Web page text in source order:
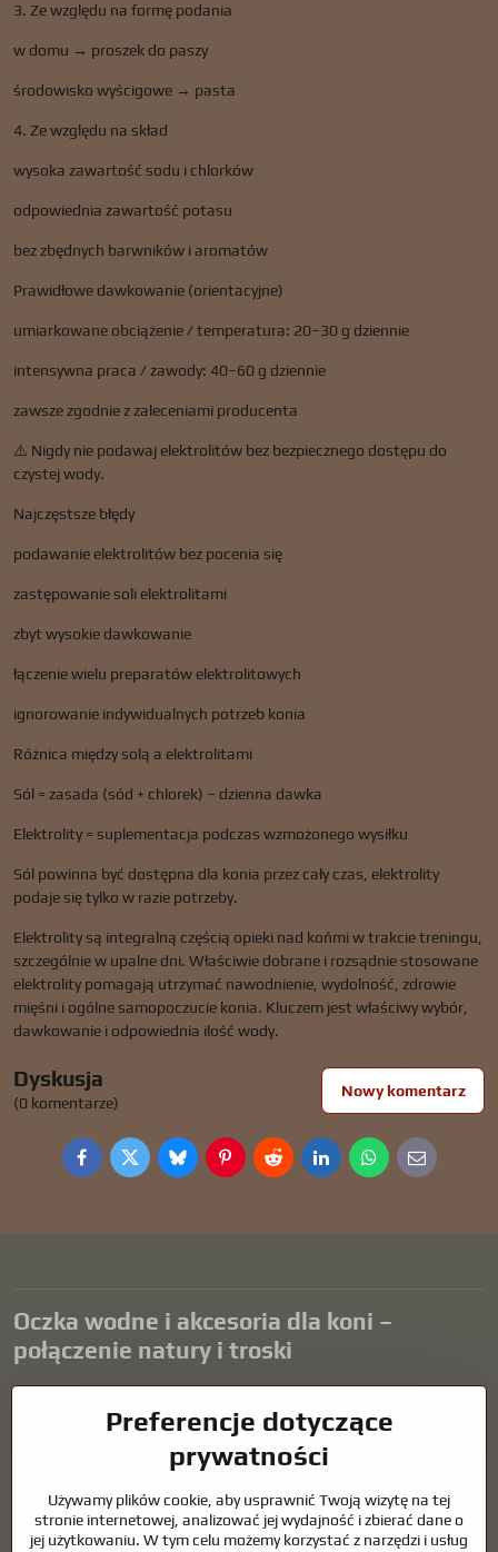
3. Ze względu na formę podania
w domu → proszek do paszy
środowisko wyścigowe → pasta
4. Ze względu na skład
wysoka zawartość sodu i chlorków
odpowiednia zawartość potasu
bez zbędnych barwników i aromatów
Prawidłowe dawkowanie (orientacyjne)
umiarkowane obciążenie / temperatura: 20–30 g dziennie
intensywna praca / zawody: 40–60 g dziennie
zawsze zgodnie z zaleceniami producenta
⚠️ Nigdy nie podawaj elektrolitów bez bezpiecznego dostępu do
czystej wody.
Najczęstsze błędy
podawanie elektrolitów bez pocenia się
zastępowanie soli elektrolitami
zbyt wysokie dawkowanie
łączenie wielu preparatów elektrolitowych
ignorowanie indywidualnych potrzeb konia
Różnica między solą a elektrolitami
Sól = zasada (sód + chlorek) – dzienna dawka
Elektrolity = suplementacja podczas wzmożonego wysiłku
Sól powinna być dostępna dla konia przez cały czas, elektrolity
podaje się tylko w razie potrzeby.
Elektrolity są integralną częścią opieki nad końmi w trakcie treningu,
szczególnie w upalne dni. Właściwie dobrane i rozsądnie stosowane
elektrolity pomagają utrzymać nawodnienie, wydolność, zdrowie
mięśni i ogólne samopoczucie konia. Kluczem jest właściwy wybór,
dawkowanie i odpowiednia ilość wody.
Dyskusja
(0 komentarze)
Nowy komentarz
FacebookTwitterBlueskyPinterestRedditLinkedInWhatsApp
E-
mail
Oczka wodne i akcesoria dla koni –
połączenie natury i troski
harmonijne środowisko sprzyjające relaksowi i życiu zwierząt
wodnych. Odpowiednia technologia, filtracja i regularna
konserwacja są kluczem do czystej wody i zdrowego stawu przez
naszego życia.
Konie wymagają wysokiej jakości sprzętu jeździeckiego,
Preferencje dotyczące
prywatności
Używamy plików cookie, aby usprawnić Twoją wizytę na tej
stronie internetowej, analizować jej wydajność i zbierać dane o
jej użytkowaniu. W tym celu możemy korzystać z narzędzi i usług